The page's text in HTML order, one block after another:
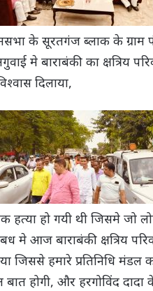
के सूरतगंज ब्लाक के
मे बाराबंकी का क्षत्रिय
दिलाया,
हत्या हो गयी थी जिसमे
मे आज बाराबंकी क्षत्रिय
जिससे हमारे प्रतिनिधि
बात होगी, और हरगोविंद